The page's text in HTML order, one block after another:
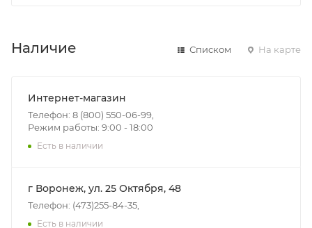
Наличие Списком На карте
Интернет-магазин
Телефон: 8 (800) 550-06-99,
Режим работы: 9:00 - 18:00
Есть в наличии
г Воронеж, ул. 25 Октября, 48
Телефон: (473)255-84-35,
Есть в наличии